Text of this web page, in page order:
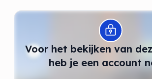
Voor het bekijken van
heb je een account
Modal